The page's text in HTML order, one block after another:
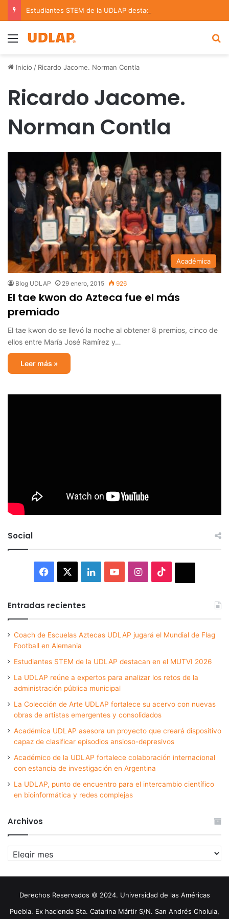
Menu
Inicio / Ricardo Jacome. Norman Contla
Ricardo Jacome.
Norman Contla
Académica
Blog UDLAP 29 enero, 2015 926
El tae kwon do Azteca fue el más
premiado
El tae kwon do se llevó la noche al obtener 8 premios, cinco de
ellos entre María José Ramírez y…
Leer más »
Social
Facebook LinkedInYouTubeInstagram
Entradas recientes
Coach de Escuelas Aztecas UDLAP jugará el Mundial de Flag
Football en Alemania
Estudiantes STEM de la UDLAP destacan en el MUTVI 2026
La UDLAP reúne a expertos para analizar los retos de la
administración pública municipal
La Colección de Arte UDLAP fortalece su acervo con nuevas
obras de artistas emergentes y consolidados
Académica UDLAP asesora un proyecto que creará dispositivo
capaz de clasificar episodios ansioso-depresivos
Académico de la UDLAP fortalece colaboración internacional
con estancia de investigación en Argentina
La UDLAP, punto de encuentro para el intercambio científico
en bioinformática y redes complejas
Archivos
Archivos
Derechos Reservados © 2024. Universidad de las Américas
Puebla. Ex hacienda Sta. Catarina Mártir S/N. San Andrés Cholula,